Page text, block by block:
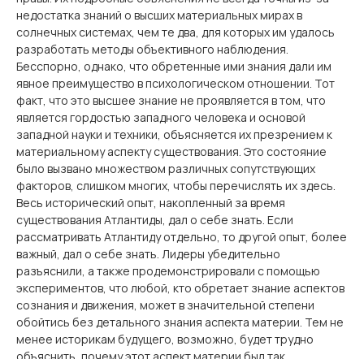
недостатка знаний о высших материальных мирах в
солнечных системах, чем те два, для которых им удалось
разработать методы объективного наблюдения.
Бесспорно, однако, что обретенные ими знания дали им
явное преимущество в психологическом отношении. Тот
факт, что это высшее знание не проявляется в том, что
является гордостью западного человека и основой
западной науки и техники, объясняется их презрением к
материальному аспекту существования. Это состояние
было вызвано множеством различных сопутствующих
факторов, слишком многих, чтобы перечислять их здесь.
Весь исторический опыт, накопленный за время
существования Атлантиды, дал о себе знать. Если
рассматривать Атлантиду отдельно, то другой опыт, более
важный, дал о себе знать. Лидеры убедительно
разъяснили, а также продемонстрировали с помощью
экспериментов, что любой, кто обретает знание аспектов
сознания и движения, может в значительной степени
обойтись без детального знания аспекта материи. Тем не
менее историкам будущего, возможно, будет трудно